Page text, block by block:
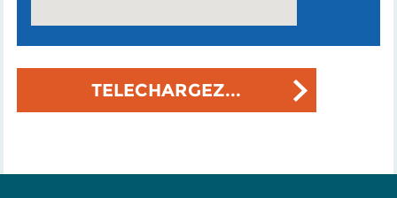
TELECHARGEZ...